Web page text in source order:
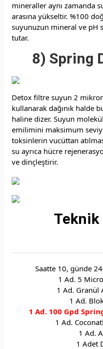
mineraller aynı zamanda
arasına yükseltir. %100
suyunuzun mineral ve pH
tutar.
8) Spring
Detox filtre suyun 2
kullanarak dağınık halde
haline dizer. Suyun
emilimini maksimum
toksinlerin vucüttan
su ayrıca hücre
ve dinçleştirir.
Teknik
Saatte 10, günde
1 Ad. 5
1 Ad. Granül
1 Ad.
1 Ad. 100 Gpd
1 Ad.
1 Ad.
1 Adet